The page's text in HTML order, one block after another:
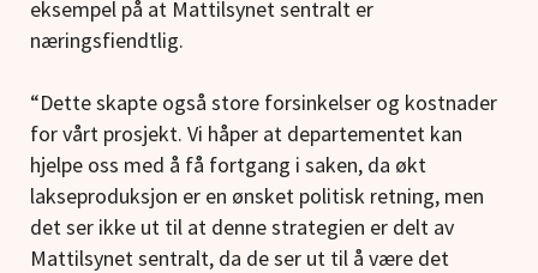
eksempel på at Mattilsynet sentralt er
næringsfiendtlig.
“Dette skapte også store forsinkelser og kostnader
for vårt prosjekt. Vi håper at departementet kan
hjelpe oss med å få fortgang i saken, da økt
lakseproduksjon er en ønsket politisk retning, men
det ser ikke ut til at denne strategien er delt av
Mattilsynet sentralt, da de ser ut til å være det